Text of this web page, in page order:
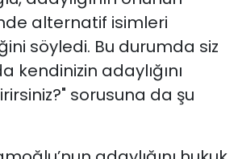
alternatif isimleri
söyledi. Bu durumda siz
kendinizin adaylığını
sorusuna da şu